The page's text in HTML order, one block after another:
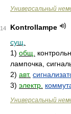
Универсальный
14
Kontrollampe
сущ.
1) общ.
лампочка,
2) авт.
3) электр.
Универсальный